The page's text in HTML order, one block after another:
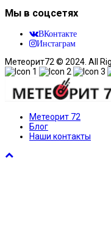
Мы в соцсетях
ВКонтакте
Инстаграм
Метеорит72 © 2024. All
Метеорит 72
Блог
Наши контакты